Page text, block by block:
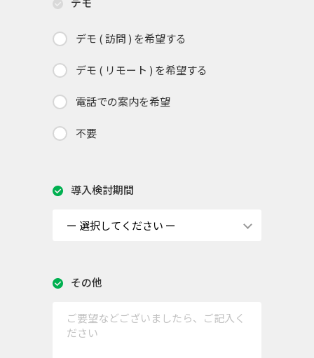
デモ ( 訪問 ) を希望する
デモ ( リモート ) を希望する
電話での案内を希望
不要
導入検討期間
その他